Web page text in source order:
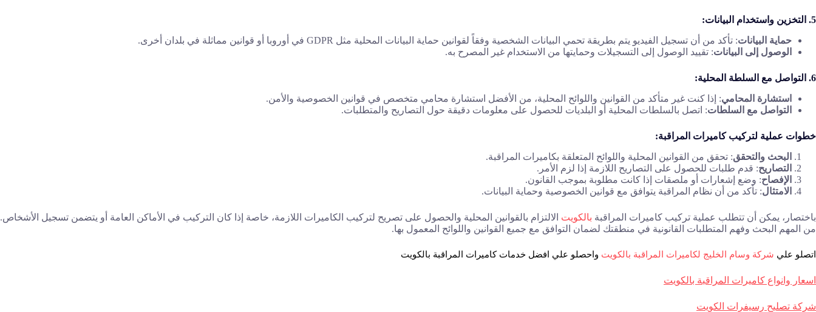
5. التخزين واستخدام البيانات:
حماية البيانات: تأكد من أن تسجيل الفيديو يتم بطريقة تحمي البيانات الشخصية وفقاً لقوانين حماية البيانات المحلية مثل GDPR في أوروبا أو قوانين مماثلة في بلدان أخرى.
الوصول إلى البيانات: تقييد الوصول إلى التسجيلات وحمايتها من الاستخدام غير المصرح به.
6. التواصل مع السلطة المحلية:
استشارة المحامي: إذا كنت غير متأكد من القوانين واللوائح المحلية، من الأفضل استشارة محامي متخصص في قوانين الخصوصية والأمن.
التواصل مع السلطات: اتصل بالسلطات المحلية أو البلديات للحصول على معلومات دقيقة حول التصاريح والمتطلبات.
خطوات عملية لتركيب كاميرات المراقبة:
البحث والتحقق: تحقق من القوانين المحلية واللوائح المتعلقة بكاميرات المراقبة.
التصاريح: قدم طلبات للحصول على التصاريح اللازمة إذا لزم الأمر.
الإفصاح: وضع إشعارات أو ملصقات إذا كانت مطلوبة بموجب القانون.
الامتثال: تأكد من أن نظام المراقبة يتوافق مع قوانين الخصوصية وحماية البيانات.
باختصار، يمكن أن تتطلب عملية تركيب كاميرات المراقبة بالكويت الالتزام بالقوانين المحلية والحصول على تصريح لتركيب الكاميرات اللازمة، خاصة إذا كان التركيب في الأماكن العامة أو يتضمن تسجيل الأشخاص.
من المهم البحث وفهم المتطلبات القانونية في منطقتك لضمان التوافق مع جميع القوانين واللوائح المعمول بها.
اتصلو علي شركة وسام الخليج لكاميرات المراقبة بالكويت واحصلو علي افضل خدمات كاميرات المراقبة بالكويت
اسعار وانواع كاميرات المراقبة بالكويت
شركة تصليح رسيفرات الكويت